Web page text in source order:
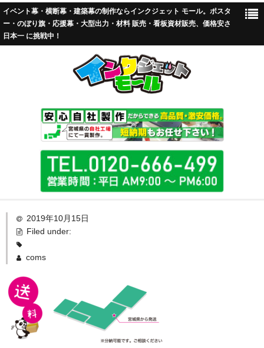
イベント幕・横断幕・建築幕の制作ならインクジェット モール。ポスタ
ー・のぼり旗・応援幕・大型出力・材料 販売・看板資材販売、価格安さ
日本一 に挑戦中！
TOP
標準加工
お見積り
ご注文
送料・梱包
2019年10月15日
Filed under:
coms